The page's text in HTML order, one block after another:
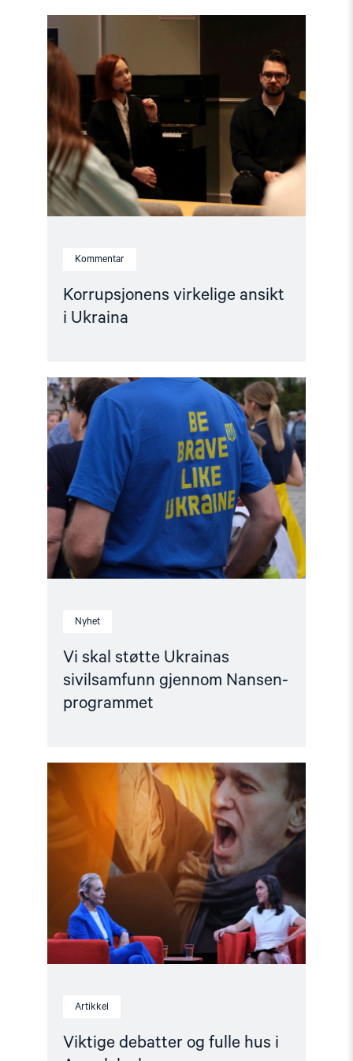
Kommentar
Korrupsjonens virkelige ansikt
i Ukraina
Read
ansikt
Ukraina"
Nyhet
Vi skal støtte Ukrainas
sivilsamfunn gjennom Nansen-
programmet
Read
skal
støtte
Ukrainas
sivilsamfunn
gjennom
Nansen-
programmet"
Artikkel
Viktige debatter og fulle hus i
Read
article
"Viktige
debatter
hus
Arendalsuka"